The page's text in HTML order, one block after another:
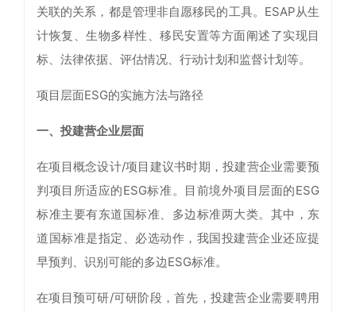
关联的关系，都是管理非自愿移民的工具。ESAP从生
计恢复、生物多样性、移民安置等方面阐述了实现目
标、法律依据、评估情况、行动计划和监督计划等。
项目层面ESG的实施方法与路径
一、投建营企业层面
在项目概念设计/项目建议书时期，投建营企业需要预
判项目所适应的ESG标准。目前境外项目层面的ESG
标准主要有东道国标准、多边标准两大类。其中，东
道国标准是指定、必选动作，我国投建营企业还应提
早预判、识别可能的多边ESG标准。
在项目预可研/可研阶段，首先，投建营企业需要聘用